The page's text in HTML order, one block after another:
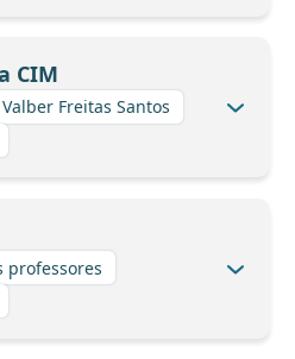
CIM
Valber Freitas Santos
professores